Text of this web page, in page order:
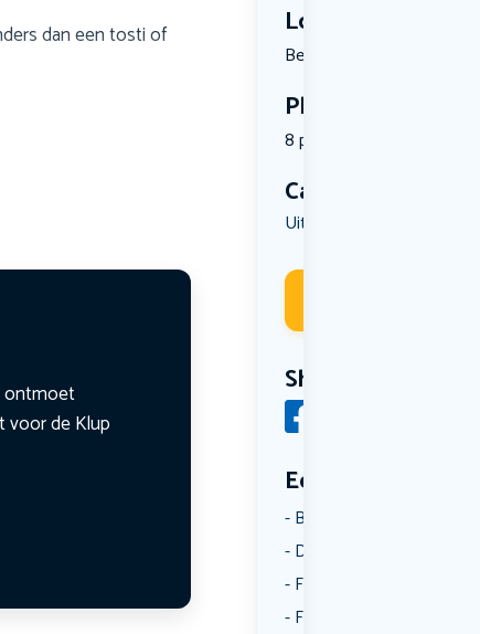
Locatie
Belfort 12...
Plekken
8 plekken beschikbaar
Categorie
Uit eten
Share
Een aantal
Borrelen
Dansen
Fietsen
Film
dan een tosti of
ontmoet
voor de Klup